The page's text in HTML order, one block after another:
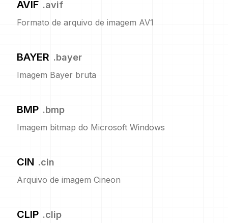
AVIF .avif
Formato de arquivo de imagem AV1
BAYER .bayer
Imagem Bayer bruta
BMP .bmp
Imagem bitmap do Microsoft Windows
CIN .cin
Arquivo de imagem Cineon
CLIP .clip